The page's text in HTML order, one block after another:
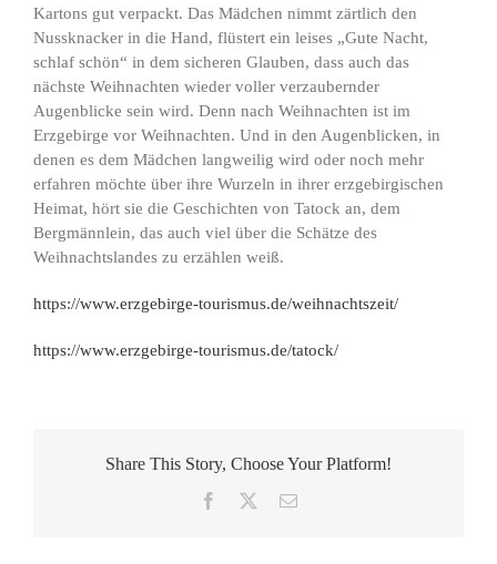
Kartons gut verpackt. Das Mädchen nimmt zärtlich den
Nussknacker in die Hand, flüstert ein leises „Gute Nacht,
schlaf schön“ in dem sicheren Glauben, dass auch das
nächste Weihnachten wieder voller verzaubernder
Augenblicke sein wird. Denn nach Weihnachten ist im
Erzgebirge vor Weihnachten. Und in den Augenblicken, in
denen es dem Mädchen langweilig wird oder noch mehr
erfahren möchte über ihre Wurzeln in ihrer erzgebirgischen
Heimat, hört sie die Geschichten von Tatock an, dem
Bergmännlein, das auch viel über die Schätze des
Weihnachtslandes zu erzählen weiß.
https://www.erzgebirge-tourismus.de/weihnachtszeit/
https://www.erzgebirge-tourismus.de/tatock/
Share This Story, Choose Your Platform!
Facebook
E-